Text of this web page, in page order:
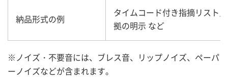
納品形式の例
タイムコード付き指摘リスト
拠の明示 など
※ノイズ・不要音には、ブレス音、リップノイズ、ペーパ
ーノイズなどが含まれます。